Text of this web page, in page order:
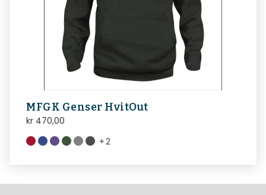
MFGK Genser HvitOut
kr 470,00
+2